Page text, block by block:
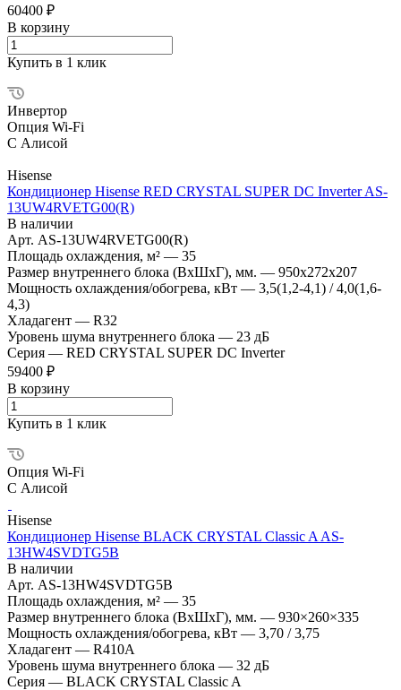
60400 ₽
В корзину
Купить в 1 клик
Инвертор
Опция Wi-Fi
С Алисой
Hisense
Кондиционер Hisense RED CRYSTAL SUPER DC Inverter AS-
13UW4RVETG00(R)
В наличии
Арт. AS-13UW4RVETG00(R)
Площадь охлаждения, м² — 35
Размер внутреннего блока (ВхШхГ), мм. — 950x272x207
Мощность охлаждения/обогрева, кВт — 3,5(1,2-4,1) / 4,0(1,6-
4,3)
Хладагент — R32
Уровень шума внутреннего блока — 23 дБ
Серия — RED CRYSTAL SUPER DC Inverter
59400 ₽
В корзину
Купить в 1 клик
Опция Wi-Fi
С Алисой
Hisense
Кондиционер Hisense BLACK CRYSTAL Classic A AS-
13HW4SVDTG5В
В наличии
Арт. AS-13HW4SVDTG5В
Площадь охлаждения, м² — 35
Размер внутреннего блока (ВхШхГ), мм. — 930×260×335
Мощность охлаждения/обогрева, кВт — 3,70 / 3,75
Хладагент — R410A
Уровень шума внутреннего блока — 32 дБ
Серия — BLACK CRYSTAL Classic A